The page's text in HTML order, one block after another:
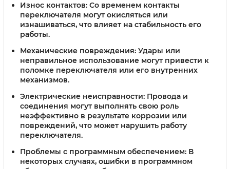
Износ контактов: Со временем контакты
переключателя могут окисляться или
изнашиваться, что влияет на стабильность его
работы.
Механические повреждения: Удары или
неправильное использование могут привести к
поломке переключателя или его внутренних
механизмов.
Электрические неисправности: Провода и
соединения могут выполнять свою роль
неэффективно в результате коррозии или
повреждений, что может нарушить работу
переключателя.
Проблемы с программным обеспечением: В
некоторых случаях, ошибки в программном